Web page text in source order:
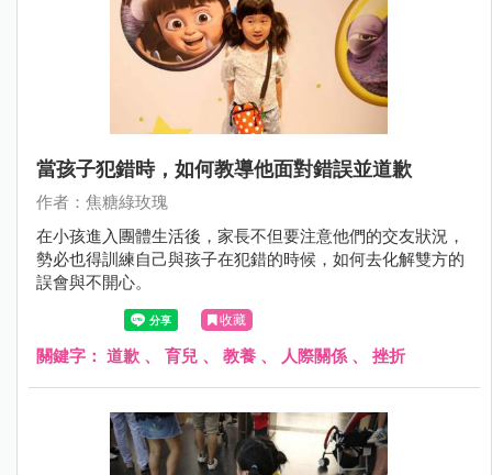
當孩子犯錯時，如何教導他面對錯誤並道歉
作者：焦糖綠玫瑰
在小孩進入團體生活後，家長不但要注意他們的交友狀況，
勢必也得訓練自己與孩子在犯錯的時候，如何去化解雙方的
誤會與不開心。
收藏
關鍵字： 道歉 、 育兒 、 教養 、 人際關係 、 挫折